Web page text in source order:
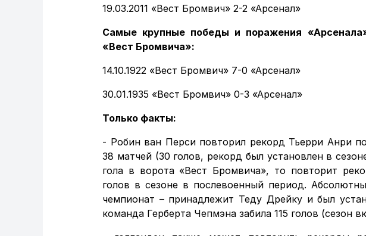
19.03.2011 «Вест Бромвич» 2-2 «Арсенал»
Самые крупные победы и поражения
«Вест Бромвича»:
14.10.1922 «Вест Бромвич» 7-0 «Арсенал»
30.01.1935 «Вест Бромвич» 0-3 «Арсенал»
Только факты:
- Робин ван Перси повторил рекорд Тьерри Анри
38 матчей (30 голов, рекорд был установлен в
гола в ворота «Вест Бромвича», то повторит
голов в сезоне в послевоенный период.
чемпионат – принадлежит Теду Дрейку и был
команда Герберта Чепмэна забила 115 голов (сезон